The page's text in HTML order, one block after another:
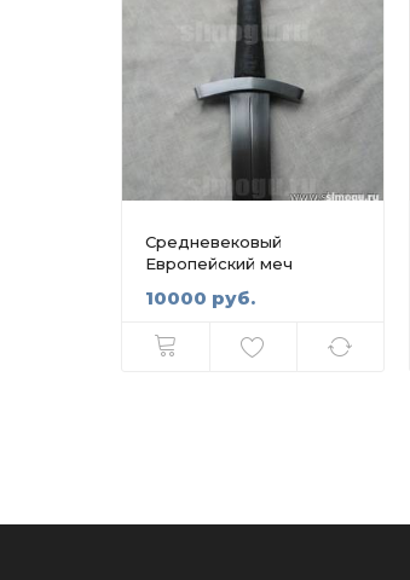
Средневековый
Европейский меч
10000 руб.